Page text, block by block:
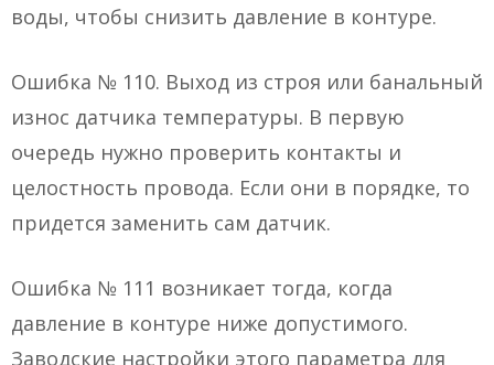
воды, чтобы снизить давление в контуре.
Ошибка № 110. Выход из строя или банальный
износ датчика температуры. В первую
очередь нужно проверить контакты и
целостность провода. Если они в порядке, то
придется заменить сам датчик.
Ошибка № 111 возникает тогда, когда
давление в контуре ниже допустимого.
Заводские настройки этого параметра для